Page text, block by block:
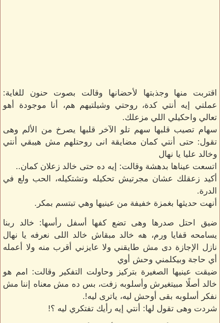
اقتربت منها وجذبتها لأحضانها وقالت بصوت حنون للغاية:
عملتي إيه أنتي كدة، روحتي وشيلتيهم هم، أنا موجودة أهو
تعالي واحكيلي اللي مزعلك.
سهام تصيب قلبها سهم تلو الآخر قلبها يصرخ من الألم وهى
تقول: حتى أنتي كمان مضايقة انى روحتلهم مش هيبقي أنتي
وخالد عليا يا نهال
اتسعت عيناها بدهشة وقالت: إيه ده حتى خالد زعلان كمان..
أكيد زعقلك عشان مجرتيش تحكيله وتشتكيله، الحب ولع في
الدرة.
أنهت حديثها بغمزة خفيفة من عينيها وهي تبتسم بمكر.
ضيق احتل صدرها وهى تضع كفها أسفل رأسها: خالد ربنا
يسامحه قفايا ورم، هه خالد مبقاش خالد اللى نعرفه يا نهال
نازل الإجازة دى مش طايقني ولا عايزني أقرب منه ولا أعمله
أي حاجة وبيكلمني وحش أوي
ضيقت عينيها الصغيرة بتركيز وحاولت التفكير وقالت: امم هو
خالد أصلًا مبيتغيرش وأسلوبه زفت، بس ده مش معناه إننا مش
نفكر أسلوبه بقى أوحش ليه، ياترى ليه!.
شردت وهى تقول لها: أنتي إيه رأيك تفتكري ليه ؟!